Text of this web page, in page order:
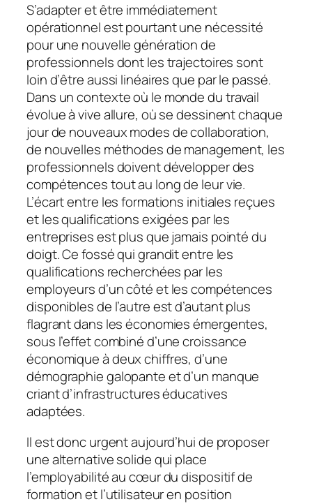
S’adapter et être immédiatement
opérationnel est pourtant une nécessité
pour une nouvelle génération de
professionnels dont les trajectoires sont
loin d’être aussi linéaires que par le passé.
Dans un contexte où le monde du travail
évolue à vive allure, où se dessinent chaque
jour de nouveaux modes de collaboration,
de nouvelles méthodes de management, les
professionnels doivent développer des
compétences tout au long de leur vie.
L’écart entre les formations initiales reçues
et les qualifications exigées par les
entreprises est plus que jamais pointé du
doigt. Ce fossé qui grandit entre les
qualifications recherchées par les
employeurs d’un côté et les compétences
disponibles de l’autre est d’autant plus
flagrant dans les économies émergentes,
sous l’effet combiné d’une croissance
économique à deux chiffres, d’une
démographie galopante et d’un manque
criant d’infrastructures éducatives
adaptées.
Il est donc urgent aujourd’hui de proposer
une alternative solide qui place
l’employabilité au cœur du dispositif de
formation et l’utilisateur en position